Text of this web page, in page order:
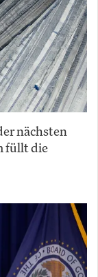
nächsten
füllt die